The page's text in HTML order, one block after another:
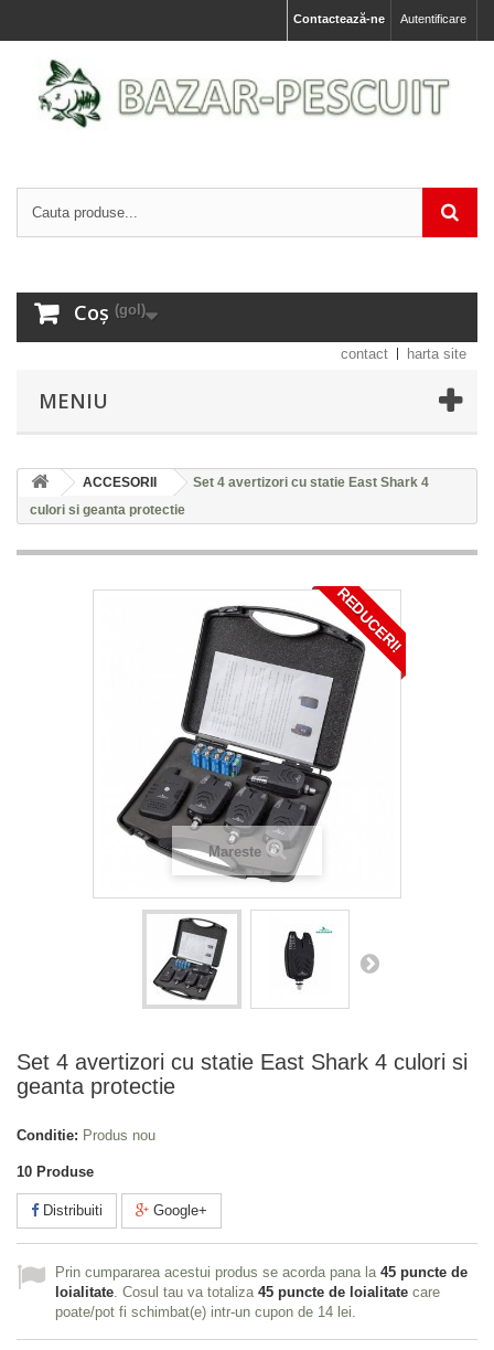
Autentificare
Contactează-ne
Coș (gol)
contact harta site
MENIU
ACCESORII
Set 4 avertizori cu statie East Shark 4
culori si geanta protectie
REDUCERI!
Mareste
Set 4 avertizori cu statie East Shark 4 culori si
geanta protectie
Conditie: Produs nou
10 Produse
Distribuiti Google+
Prin cumpararea acestui produs se acorda pana la 45 puncte de
loialitate . Cosul tau va totaliza 45 puncte de loialitate care
poate/pot fi schimbat(e) intr-un cupon de 14 lei